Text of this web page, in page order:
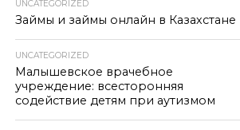
UNCATEGORIZED
Займы и займы онлайн в Казахстане
UNCATEGORIZED
Малышевское врачебное
учреждение: всесторонняя
содействие детям при аутизмом